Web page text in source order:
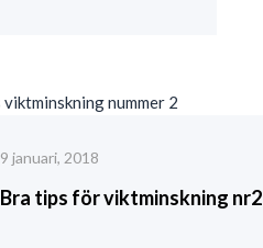
9 januari, 2018
Bra tips för viktminskning nr2